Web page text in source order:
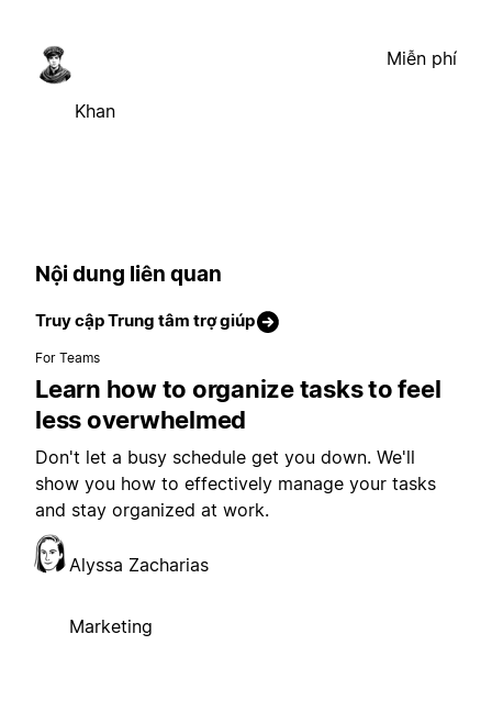
Khan
Miễn phí
Nội dung liên quan
Truy cập Trung tâm trợ giúp
For Teams
Learn how to organize tasks to feel
less overwhelmed
Don't let a busy schedule get you down. We'll
show you how to effectively manage your tasks
and stay organized at work.
Alyssa Zacharias
Marketing